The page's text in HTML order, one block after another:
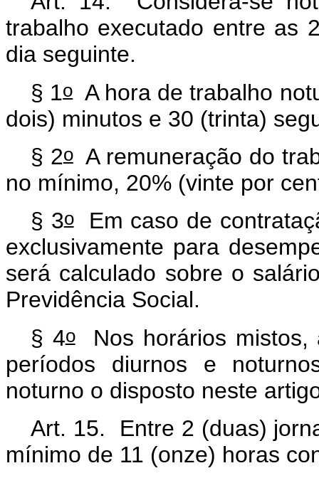
trabalho executado entre as
dia seguinte.
§ 1oA hora de trabalho
dois) minutos e 30 (trinta)
§ 2oA remuneração do
no mínimo, 20% (vinte por
§ 3oEm caso de
exclusivamente para
será calculado sobre o
Previdência Social.
§ 4oNos horários mistos,
períodos diurnos e
noturno o disposto neste
Art. 15. Entre 2 (duas)
mínimo de 11 (onze) horas